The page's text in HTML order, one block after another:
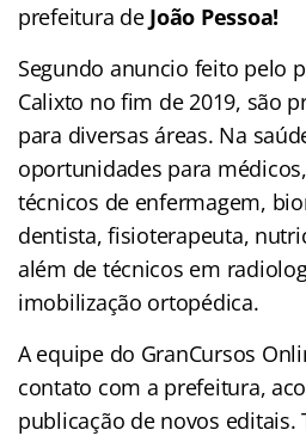
prefeitura de João Pessoa!
Segundo anuncio feito pelo
Calixto no fim de 2019, são
para diversas áreas. Na
oportunidades para
técnicos de enfermagem,
dentista, fisioterapeuta,
além de técnicos em
imobilização ortopédica.
A equipe do GranCursos
contato com a prefeitura,
publicação de novos editais.